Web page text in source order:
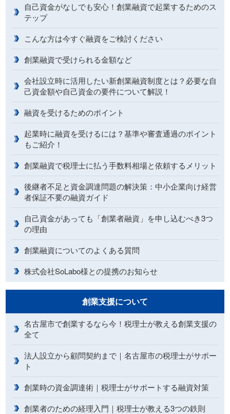
自己資金がなしでも安心！創業融資で起業するためのス
テップ
こんな方は今すぐ融資をご検討ください
創業融資で受けられる金額など
会社設立時に活用したい新創業融資制度とは？必要な自
己資金額や自己資金の要件について解説！
融資を受けるためのポイント
起業時に融資を受けるには？基準や審査通過のポイント
もご紹介！
創業融資で税理士に払う手数料相場と依頼するメリット
後継者不足と資金調達問題の解決策：中小企業向け経営
者保証不要の融資ガイド
自己資金があっても「創業者融資」を申し込むべき3つ
の理由
創業融資についてのよくある質問
株式会社SoLabo様との提携のお知らせ
創業支援について
名古屋市で創業するなら今！税理士が教える創業支援の
全て
法人設立から顧問契約まで｜名古屋市の税理士がサポー
ト
創業時の資金調達術｜税理士がサポートする融資対策
創業者のための経理入門｜税理士が教える3つの鉄則